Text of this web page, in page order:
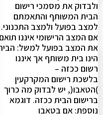
ולבדוק את מסמכי רישום
הבית המשותף והתאמתם
למצב בפועל ולמצב התכנוני.
אם המצב הרישומי איננו תואם
את המצב בפועל למשל: הבית
הינו בית משותף אך איננו
רשום ככזה –
בלשכת רישום המקרקעין
)הטאבו(, יש לבדוק מה כרוך
ברישום הבית ככזה. דוגמא
נוספת: אם בטאבו